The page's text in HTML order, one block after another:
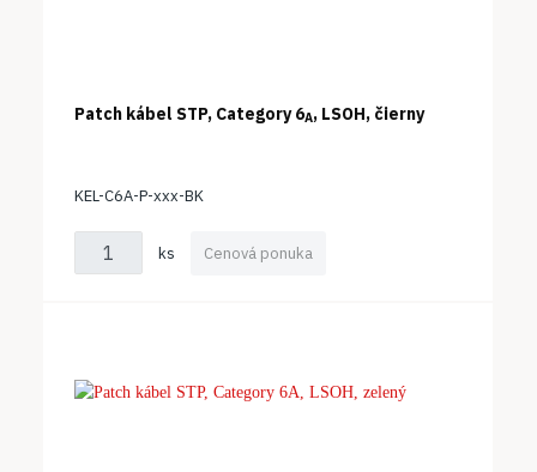
Patch kábel STP, Category 6A, LSOH, čierny
KEL-C6A-P-xxx-BK
ks Cenová ponuka